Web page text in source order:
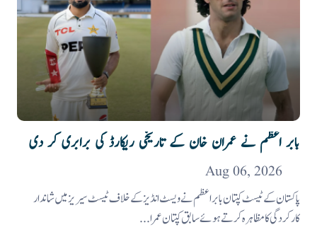
بابر اعظم نے عمران خان کے تاریخی ریکارڈ کی برابری کر دی
Aug 06, 2026
پاکستان کے ٹیسٹ کپتان بابر اعظم نے ویسٹ انڈیز کے خلاف ٹیسٹ سیریز میں شاندار
کارکردگی کا مظاہرہ کرتے ہوئے سابق کپتان عمرا...